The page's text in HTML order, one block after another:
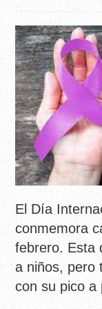
El Día
conmemora
febrero. Esta
a niños, pero
con su pico a